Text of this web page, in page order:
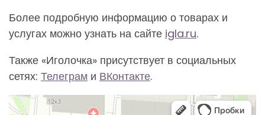
Более подробную информацию о товарах и
услугах можно узнать на сайте igla.ru.
Также «Иголочка» присутствует в социальных
сетях: Телеграм и ВКонтакте.